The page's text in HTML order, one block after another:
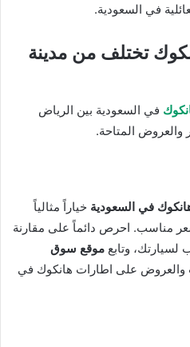
في السعودية.
تختلف من مدينة
في السعودية بين الرياض
المتاحة.
في السعودية خياراً مثالياً
مناسب. احرص دائماً على مقارنة
لسيارتك، وتابع موقع سوق
والعروض على اطارات هانكوك في